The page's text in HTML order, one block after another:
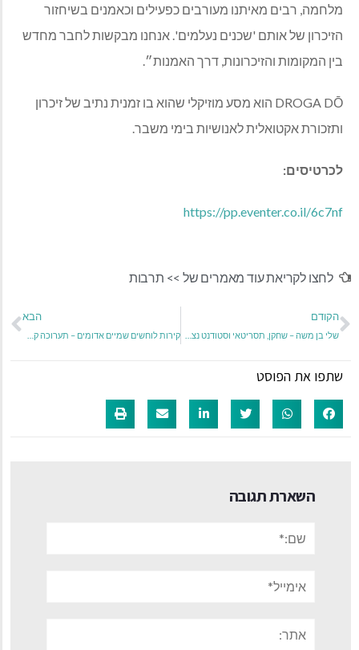
מלחמה, רבים מאיתנו מעורבים כפעילים וכאמנים בשיחזור
הזיכרון של אותם 'שכנים נעלמים'. אנחנו מבקשות לחבר מחדש
בין המקומות והזיכרונות, דרך האמנות״.
DROGA DŌ הוא מסע מוזיקלי שהוא בו זמנית נתיב של זיכרון
ותזכורת אקטואלית לאנושיות בימי משבר.
לכרטיסים:
https://pp.eventer.co.il/6c7nf
לחצו לקריאת עוד מאמרים של >> תרבות
הקודם הבא
שתפו את הפוסט
השארת תגובה